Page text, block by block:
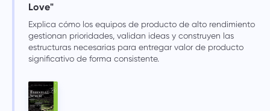
Love"
Explica cómo los equipos de producto de alto rendimiento
gestionan prioridades, validan ideas y construyen las
estructuras necesarias para entregar valor de producto
significativo de forma consistente.